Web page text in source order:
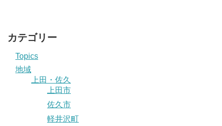
カテゴリー
Topics
地域
上田・佐久
上田市
佐久市
軽井沢町